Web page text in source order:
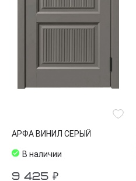
АРФА ВИНИЛ СЕРЫЙ
В наличии
9 425 ₽